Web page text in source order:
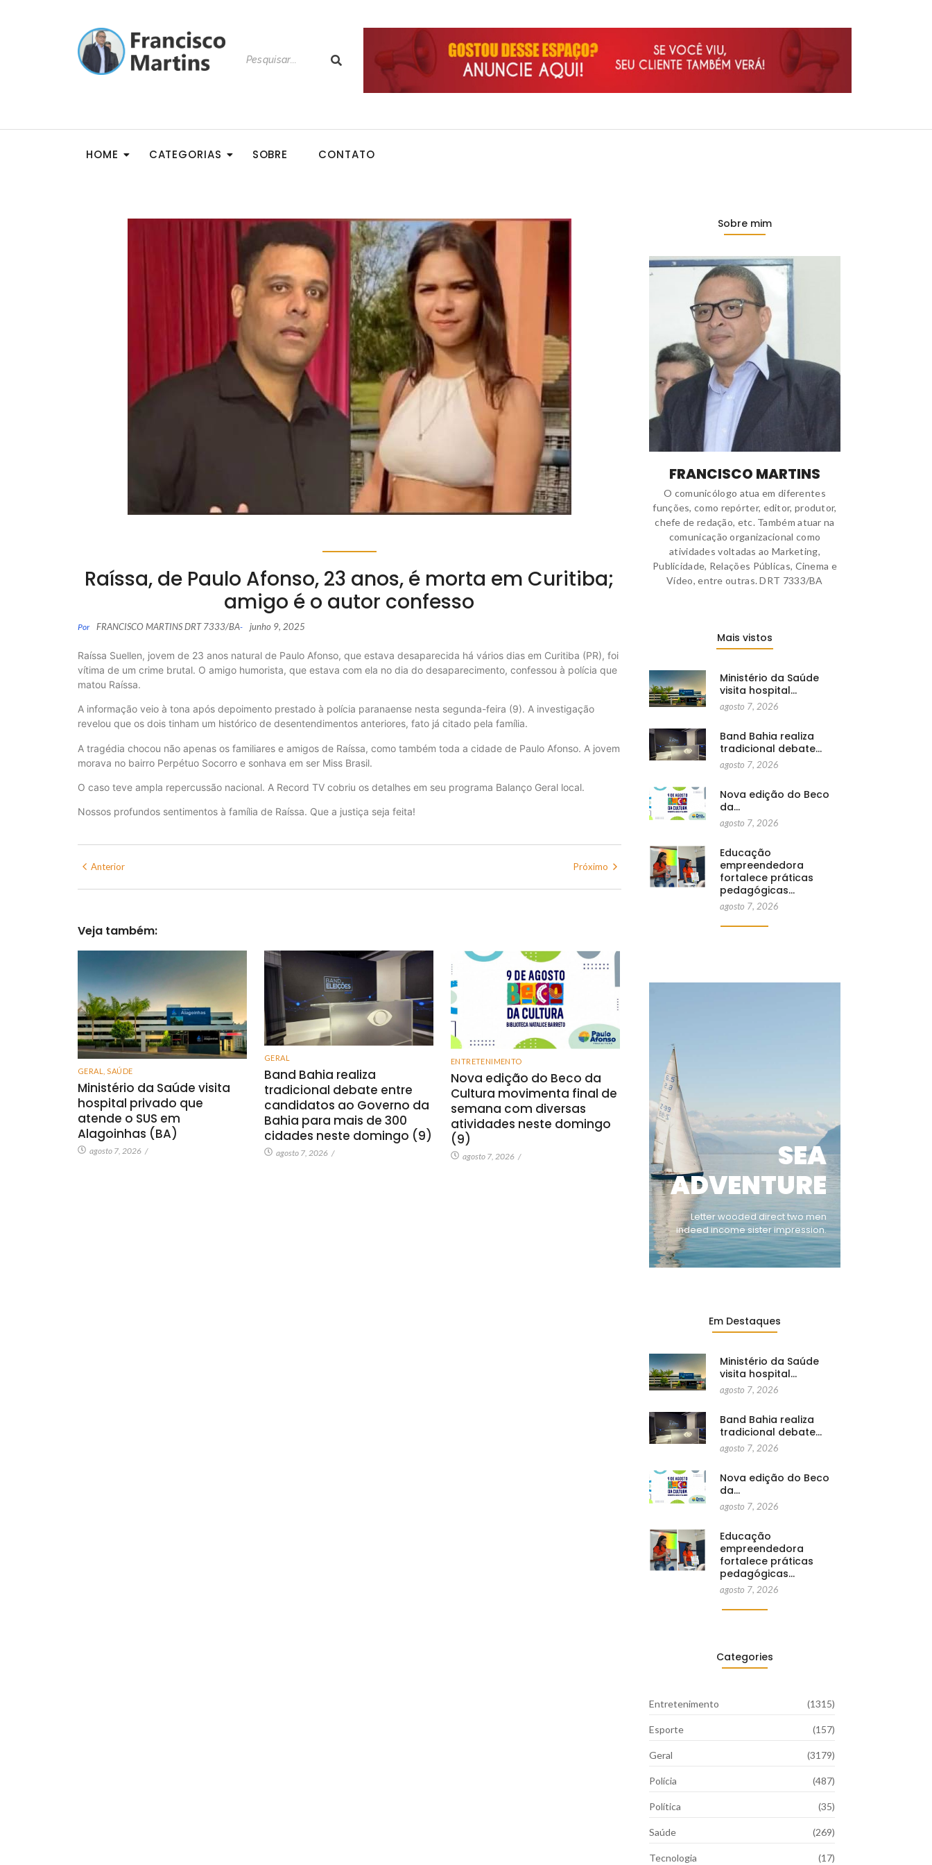
HOME CATEGORIAS SOBRE CONTATO
Raíssa, de Paulo Afonso, 23 anos, é morta em Curitiba;
amigo é o autor confesso
Por FRANCISCO MARTINS DRT 7333/BA- junho 9, 2025
Raíssa Suellen, jovem de 23 anos natural de Paulo Afonso, que estava desaparecida há vários dias em Curitiba (PR), foi
vítima de um crime brutal. O amigo humorista, que estava com ela no dia do desaparecimento, confessou à polícia que
matou Raíssa.
A informação veio à tona após depoimento prestado à polícia paranaense nesta segunda-feira (9). A investigação
revelou que os dois tinham um histórico de desentendimentos anteriores, fato já citado pela família.
A tragédia chocou não apenas os familiares e amigos de Raíssa, como também toda a cidade de Paulo Afonso. A jovem
morava no bairro Perpétuo Socorro e sonhava em ser Miss Brasil.
O caso teve ampla repercussão nacional. A Record TV cobriu os detalhes em seu programa Balanço Geral local.
Nossos profundos sentimentos à família de Raíssa. Que a justiça seja feita!
Anterior Próximo
Veja também:
GERAL SAÚDE
Ministério da Saúde visita
hospital privado que
atende o SUS em
Alagoinhas (BA)
agosto 7, 2026 /
GERAL
Band Bahia realiza
tradicional debate entre
candidatos ao Governo da
Bahia para mais de 300
cidades neste domingo (9)
agosto 7, 2026 /
ENTRETENIMENTO
Nova edição do Beco da
Cultura movimenta final de
semana com diversas
atividades neste domingo
(9)
agosto 7, 2026 /
Sobre mim
FRANCISCO MARTINS
O comunicólogo atua em diferentes
funções, como repórter, editor, produtor,
chefe de redação, etc. Também atuar na
comunicação organizacional como
atividades voltadas ao Marketing,
Publicidade, Relações Públicas, Cinema e
Vídeo, entre outras. DRT 7333/BA
Mais vistos
Ministério da Saúde
visita hospital…
agosto 7, 2026
Band Bahia realiza
tradicional debate…
agosto 7, 2026
Nova edição do Beco
da…
agosto 7, 2026
Educação
empreendedora
fortalece práticas
pedagógicas…
agosto 7, 2026
SEA
ADVENTURE
Letter wooded direct two men
indeed income sister impression.
Em Destaques
Ministério da Saúde
visita hospital…
agosto 7, 2026
Band Bahia realiza
tradicional debate…
agosto 7, 2026
Nova edição do Beco
da…
agosto 7, 2026
Educação
empreendedora
fortalece práticas
pedagógicas…
agosto 7, 2026
Categories
Entretenimento (1315)
Esporte (157)
Geral (3179)
Polícia (487)
Política (35)
Saúde (269)
Tecnologia (17)